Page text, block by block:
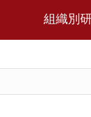
組織別